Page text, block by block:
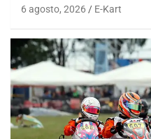
6 agosto, 2026 E-Kart